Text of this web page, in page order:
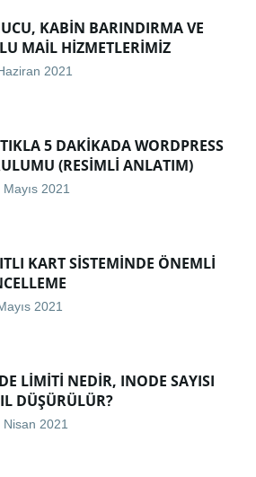
KABIN BARINDIRMA VE
MAIL HIZMETLERIMIZ
2021
5 DAKIKADA WORDPRESS
(RESIMLI ANLATIM)
Mayıs 2021
KART SISTEMINDE ÖNEMLI
2021
LIMITI NEDIR, INODE SAYISI
DÜŞÜRÜLÜR?
Nisan 2021